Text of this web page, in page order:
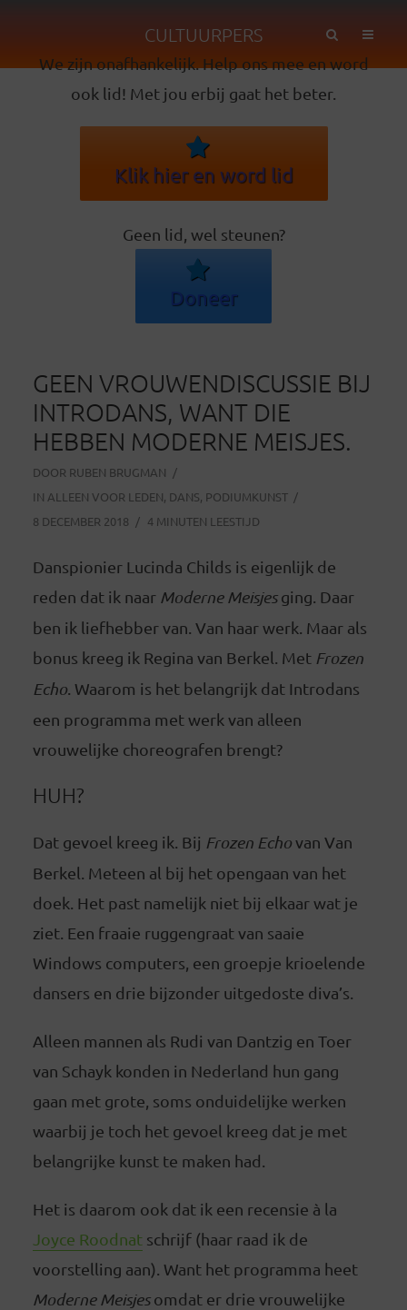
CULTUURPERS
We zijn onafhankelijk. Help ons mee en word
ook lid! Met jou erbij gaat het beter.
Klik hier en word lid
Geen lid, wel steunen?
Doneer
GEEN VROUWENDISCUSSIE BIJ
INTRODANS, WANT DIE
HEBBEN MODERNE MEISJES.
DOOR RUBEN BRUGMAN
IN ALLEEN VOOR LEDEN, DANS, PODIUMKUNST
8 DECEMBER 2018
4 MINUTEN LEESTIJD
Danspionier Lucinda Childs is eigenlijk de
reden dat ik naar Moderne Meisjesging. Daar
ben ik liefhebber van. Van haar werk. Maar als
bonus kreeg ik Regina van Berkel. Met Frozen
Echo. Waarom is het belangrijk dat Introdans
een programma met werk van alleen
vrouwelijke choreografen brengt?
HUH?
Dat gevoel kreeg ik. Bij Frozen Echovan Van
Berkel. Meteen al bij het opengaan van het
doek. Het past namelijk niet bij elkaar wat je
ziet. Een fraaie ruggengraat van saaie
Windows computers, een groepje krioelende
dansers en drie bijzonder uitgedoste diva’s.
Alleen mannen als Rudi van Dantzig en Toer
van Schayk konden in Nederland hun gang
gaan met grote, soms onduidelijke werken
waarbij je toch het gevoel kreeg dat je met
belangrijke kunst te maken had.
Het is daarom ook dat ik een recensie à la
Joyce Roodnatschrijf (haar raad ik de
voorstelling aan). Want het programma heet
Moderne Meisjesomdat er drie vrouwelijke